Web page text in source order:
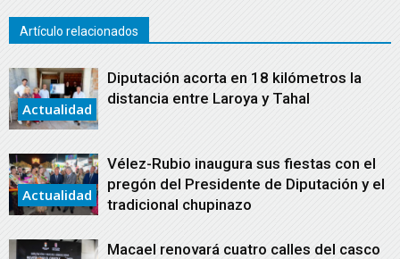
Artículo relacionados
Actualidad
Diputación acorta en 18 kilómetros la
distancia entre Laroya y Tahal
Actualidad
Vélez-Rubio inaugura sus fiestas con el
pregón del Presidente de Diputación y el
tradicional chupinazo
Macael renovará cuatro calles del casco